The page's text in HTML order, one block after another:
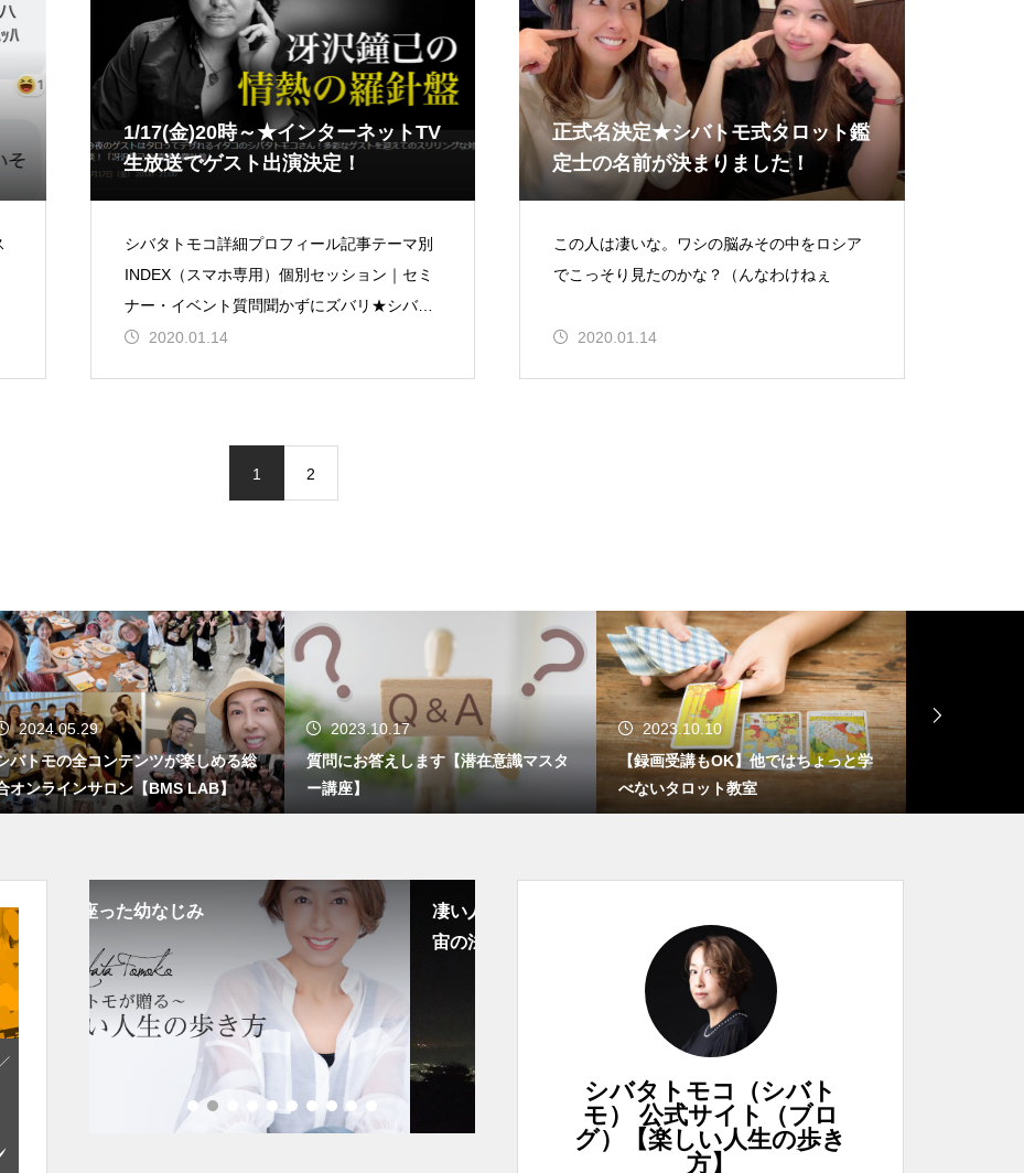
1/17(金)20時～★インターネットTV
生放送でゲスト出演決定！
シバタトモコ詳細プロフィール記事テーマ別
INDEX（スマホ専用）個別セッション｜セミ
ナー・イベント質問聞かずにズバリ★シバタ
トモコ式タロットデザイン制作・発注つぶや
2020.01.14
正式名決定★シバトモ式タロット鑑
定士の名前が決まりました！
この人は凄いな。ワシの脳みその中をロシア
でこっそり見たのかな？（んなわけねぇ
2020.01.14
1 2
2024.05.29
バトモの全コンテンツが楽しめる総
オンラインサロン【BMS LAB】
2023.10.17
質問にお答えします【潜在意識マスタ
ー講座】
2023.10.10
【録画受講もOK】他ではちょっと学
べないタロット教室
凄い人になる・大きな幸せを掴むために宇
宙の法則や心屋があるのではない
シバタトモコ（シバト
モ） 公式サイト（ブロ
グ）【楽しい人生の歩き
方】